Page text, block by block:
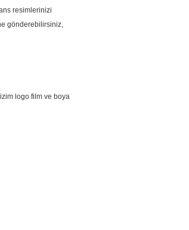
resimlerinizi
gönderebilirsiniz,
logo film ve boya